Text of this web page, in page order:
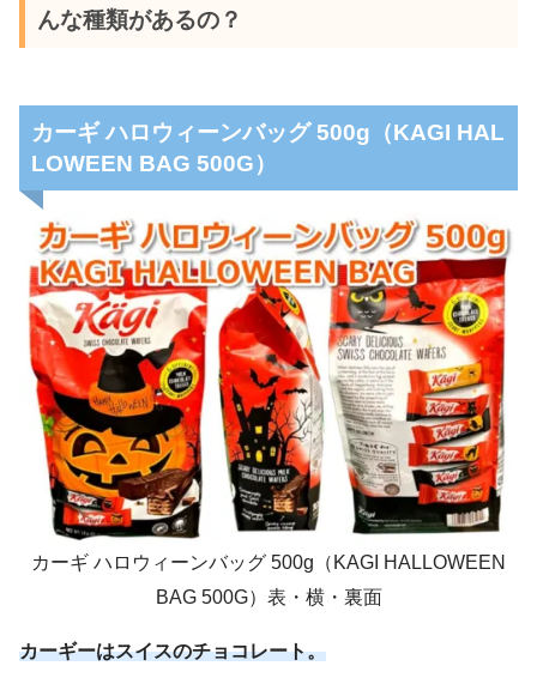
んな種類があるの？
カーギ ハロウィーンバッグ 500g（KAGI HAL
LOWEEN BAG 500G）
カーギ ハロウィーンバッグ 500g（KAGI HALLOWEEN
BAG 500G）表・横・裏面
カーギーはスイスのチョコレート。